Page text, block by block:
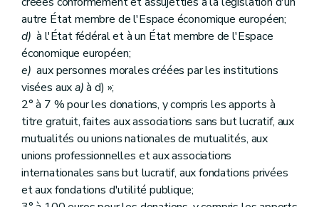
autre État membre de l'Espace économique européen;
d) à l'État fédéral et à un État membre de l'Espace
économique européen;
e) aux personnes morales créées par les institutions
visées auxa)à d) »;
2° à 7 % pour les donations, y compris les apports à
titre gratuit, faites aux associations sans but lucratif, aux
mutualités ou unions nationales de mutualités, aux
unions professionnelles et aux associations
internationales sans but lucratif, aux fondations privées
et aux fondations d'utilité publique;